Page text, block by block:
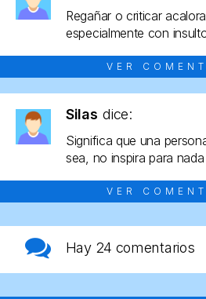
Regañar o criticar
especialmente con
VER
Silas dice:
Significa que una
sea, no inspira para
VER
Hay 24 comentarios